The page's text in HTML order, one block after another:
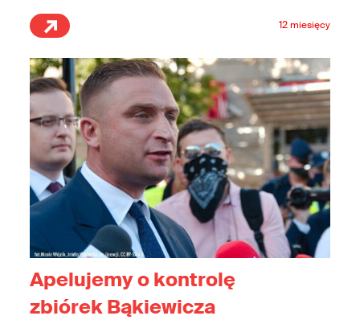
12 miesięcy
Apelujemy o kontrolę
zbiórek Bąkiewicza